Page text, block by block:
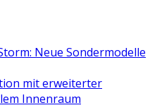
Neue Sondermodelle
mit erweiterter
Innenraum